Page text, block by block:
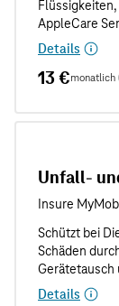
Details
13 €monatlich
Unfall-
Details